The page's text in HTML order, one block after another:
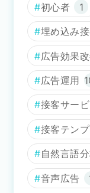
初心者 1
埋め込み
広告効果
広告運用
接客サー
接客テン
自然言語
音声広告